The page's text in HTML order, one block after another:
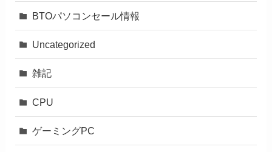
BTOパソコンセール情報
Uncategorized
雑記
CPU
ゲーミングPC